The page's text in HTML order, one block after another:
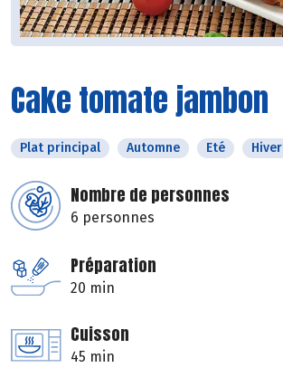
Cake tomate jambon
Plat principal Automne Eté Hiver
Nombre de personnes
6 personnes
Préparation
20 min
Cuisson
45 min